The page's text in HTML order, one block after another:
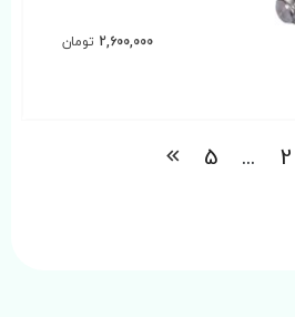
2,600,000 تومان
2
...
5